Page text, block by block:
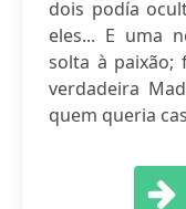
dois podía
eles... E uma
solta à paixão;
verdadeira
quem queria